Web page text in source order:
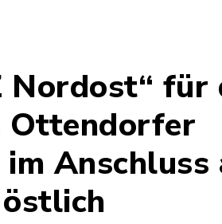
für
Ottendorfer
Anschluss